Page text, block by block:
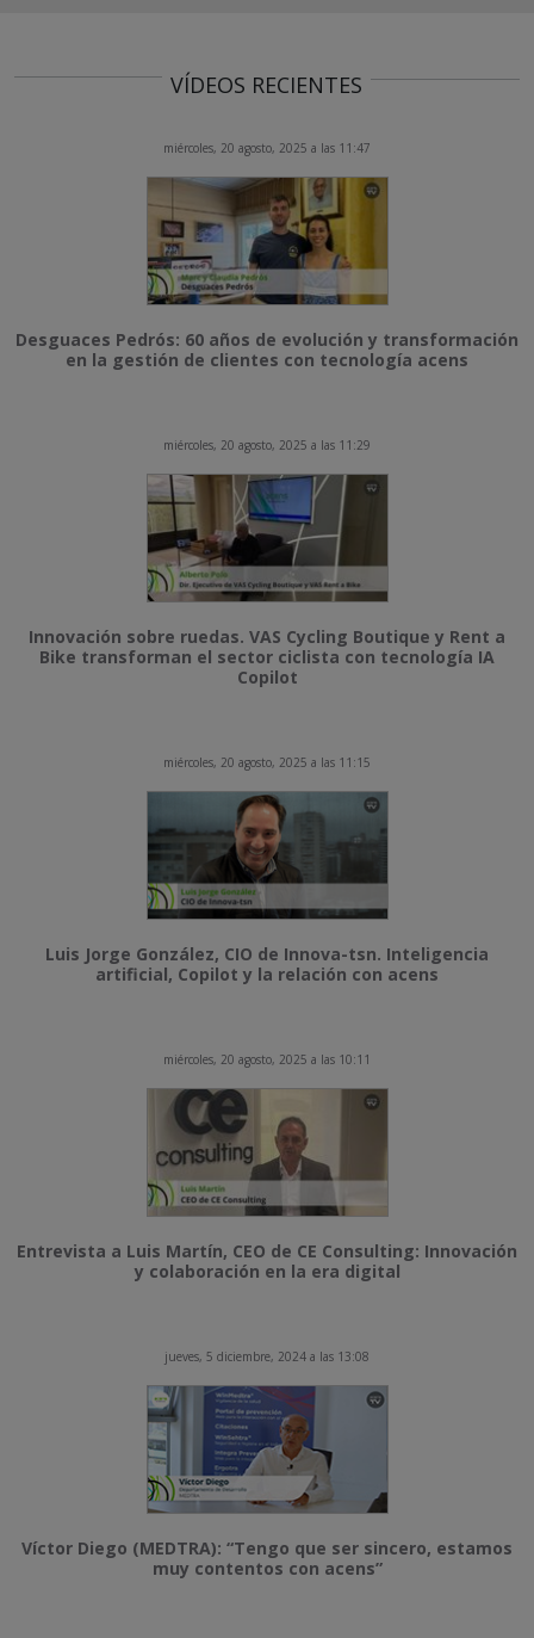
VÍDEOS RECIENTES
miércoles, 20 agosto, 2025 a las 11:47
Desguaces Pedrós: 60 años de evolución y transformación
en la gestión de clientes con tecnología acens
miércoles, 20 agosto, 2025 a las 11:29
Innovación sobre ruedas. VAS Cycling Boutique y Rent a
Bike transforman el sector ciclista con tecnología IA
Copilot
miércoles, 20 agosto, 2025 a las 11:15
Luis Jorge González, CIO de Innova-tsn. Inteligencia
artificial, Copilot y la relación con acens
miércoles, 20 agosto, 2025 a las 10:11
Entrevista a Luis Martín, CEO de CE Consulting: Innovación
y colaboración en la era digital
jueves, 5 diciembre, 2024 a las 13:08
Víctor Diego (MEDTRA): “Tengo que ser sincero, estamos
muy contentos con acens”